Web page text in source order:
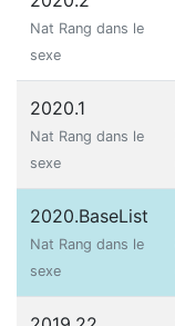
Nat Rang dans le
sexe
2020.1
Nat Rang dans le
sexe
2020.BaseList
Nat Rang dans le
sexe